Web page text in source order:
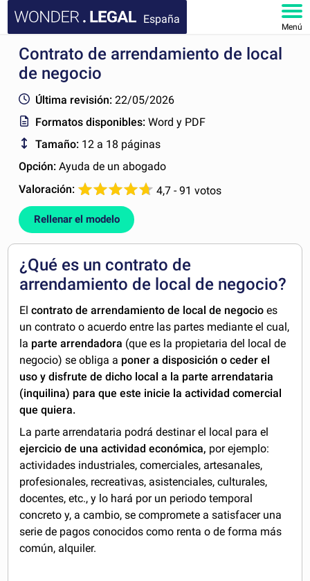
España
Menú
INICIO
FAQ
MI CUENTA
Contrato de arrendamiento de local
de negocio
Última revisión: 22/05/2026
Formatos disponibles:Word y PDF
Tamaño: 12 a 18 páginas
Opción:Ayuda de un abogado
Valoración:
4,7 - 91 votos
Rellenar el modelo
¿Qué es un contrato de
arrendamiento de local de negocio?
Elcontrato de arrendamiento de local de negocio es
un contrato o acuerdo entre las partes mediante el cual,
la parte arrendadora (que es la propietaria del local de
negocio) se obliga a poner a disposición o ceder el
uso y disfrute de dicho local a la parte arrendataria
(inquilina) para que este inicie la actividad comercial
que quiera.
La parte arrendataria podrá destinar el local para el
ejercicio de una actividad económica, por ejemplo:
actividades industriales, comerciales, artesanales,
profesionales, recreativas, asistenciales, culturales,
docentes, etc., y lo hará por un periodo temporal
concreto y, a cambio, se compromete a satisfacer una
serie de pagos conocidos como renta o de forma más
común, alquiler.